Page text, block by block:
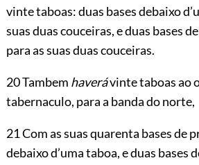
vinte taboas: duas bases debaixo
suas duas couceiras, e duas bases
para as suas duas couceiras.
20 Tambem haverávinte taboas ao
tabernaculo, para a banda do norte,
21 Com as suas quarenta bases de
debaixo d’uma taboa, e duas bases